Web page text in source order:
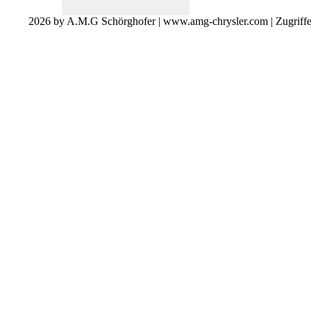
2026 by A.M.G Schörghofer | www.amg-chrysler.com |